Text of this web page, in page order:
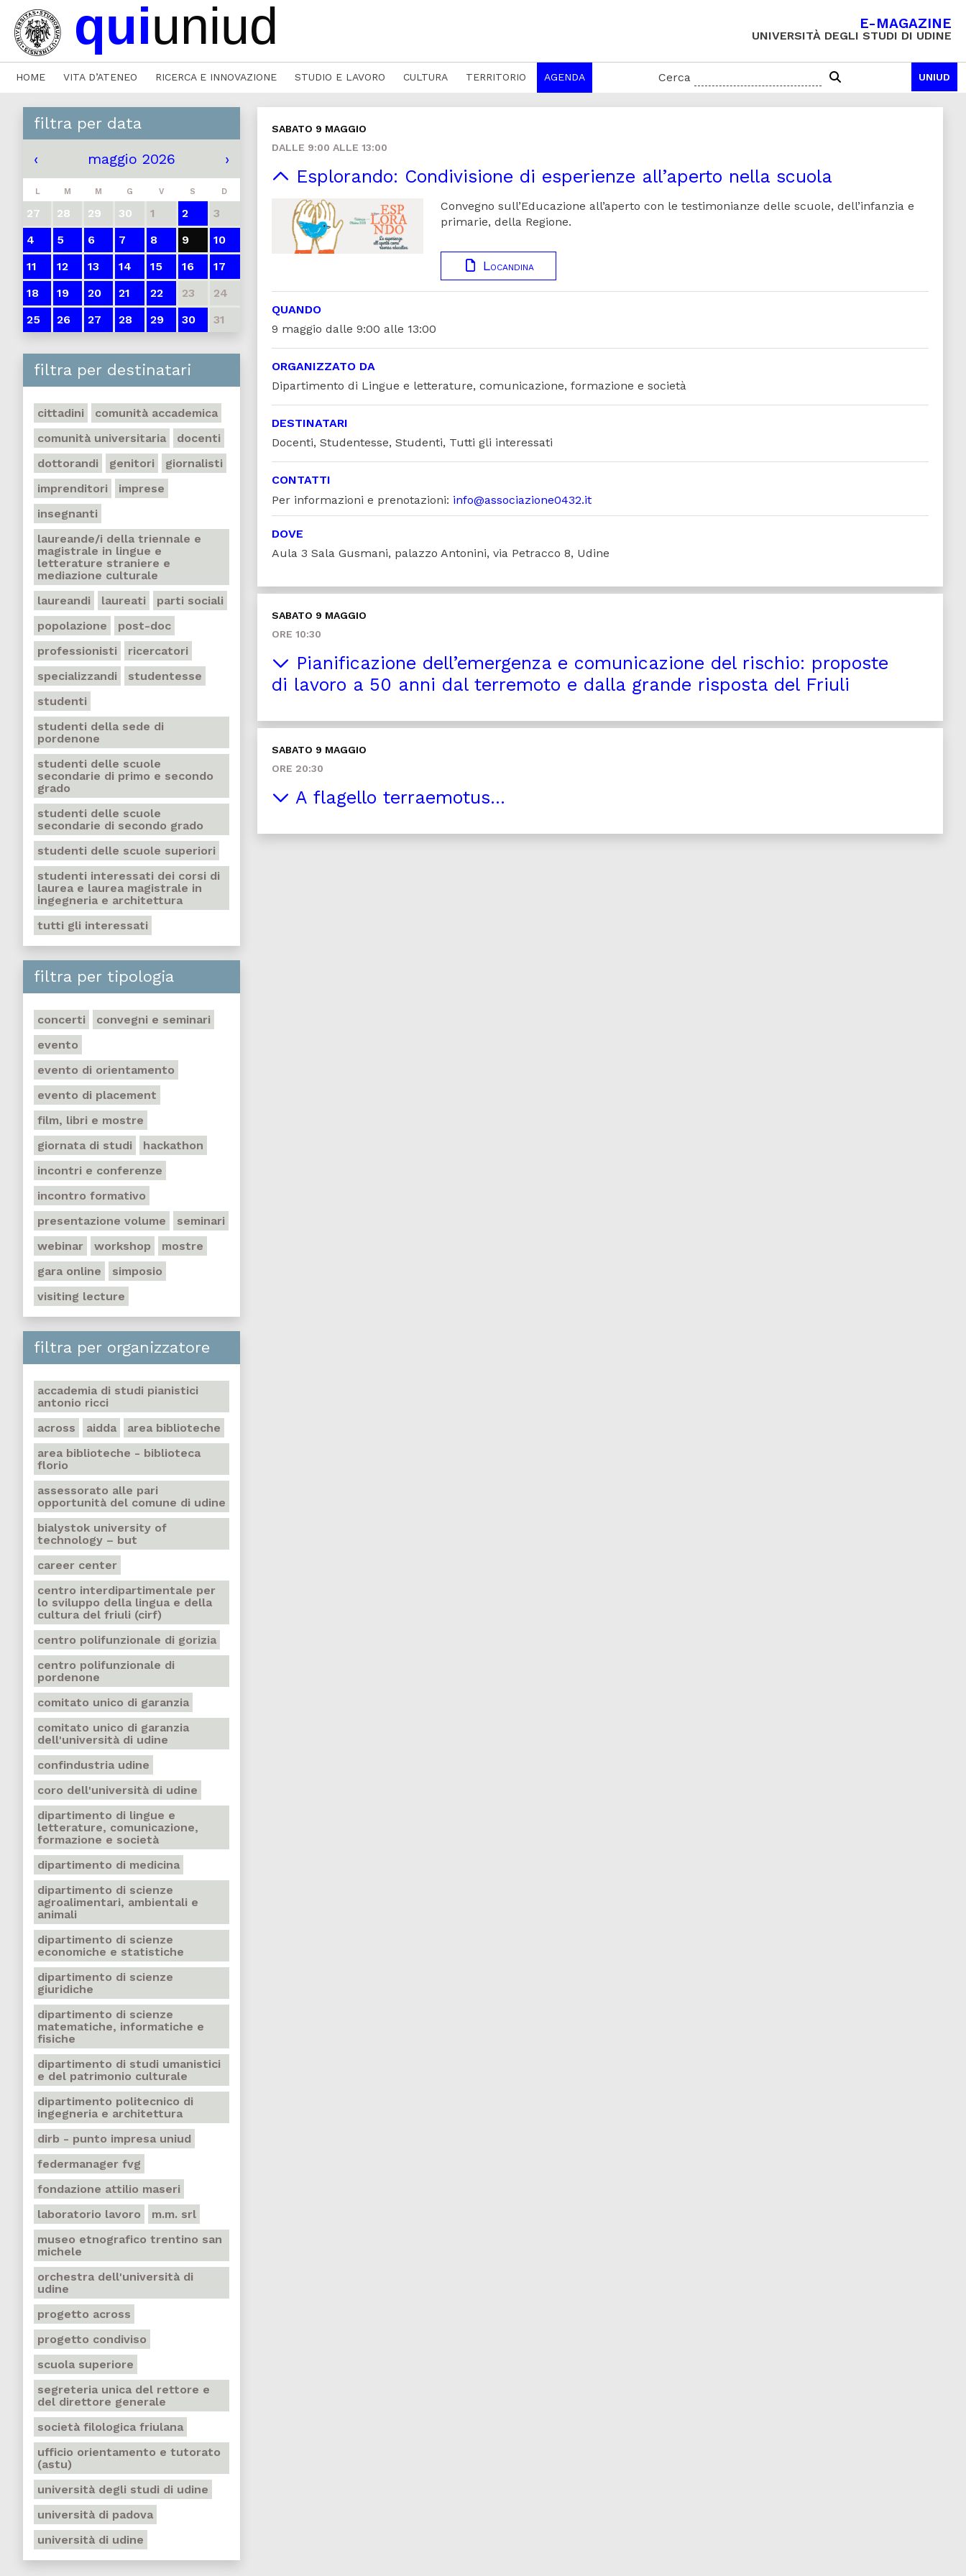
E-MAGAZINE
UNIVERSITÀ DEGLI STUDI DI UDINE
HOME VITA D’ATENEO RICERCA E INNOVAZIONE STUDIO E LAVORO CULTURA TERRITORIO AGENDA Cerca UNIUD
filtra per data
‹ maggio 2026 ›
L M M G V S D
27 28 29 30 1 2
3
4
5 6 7 8 9
10
11
12 13 14 15 16
17
18
19 20 21 22 23
24
25
26 27 28 29 30 31
filtra per destinatari
cittadini
comunità accademica
comunità universitaria
docenti
dottorandi
genitori
giornalisti
imprenditori
imprese
insegnanti
laureande/i della triennale e
magistrale in lingue e
letterature straniere e
mediazione culturale
laureandi
laureati
parti sociali
popolazione
post-doc
professionisti
ricercatori
specializzandi
studentesse
studenti
studenti della sede di
pordenone
studenti delle scuole
secondarie di primo e secondo
grado
studenti delle scuole
secondarie di secondo grado
studenti delle scuole superiori
studenti interessati dei corsi di
laurea e laurea magistrale in
ingegneria e architettura
tutti gli interessati
filtra per tipologia
concerti
convegni e seminari
evento
evento di orientamento
evento di placement
film, libri e mostre
giornata di studi
hackathon
incontri e conferenze
incontro formativo
presentazione volume
seminari
webinar
workshop
mostre
gara online
simposio
visiting lecture
filtra per organizzatore
accademia di studi pianistici
antonio ricci
across
aidda
area biblioteche
area biblioteche - biblioteca
florio
assessorato alle pari
opportunità del comune di udine
bialystok university of
technology – but
career center
centro interdipartimentale per
lo sviluppo della lingua e della
cultura del friuli (cirf)
centro polifunzionale di gorizia
centro polifunzionale di
pordenone
comitato unico di garanzia
comitato unico di garanzia
dell'università di udine
confindustria udine
coro dell'università di udine
dipartimento di lingue e
letterature, comunicazione,
formazione e società
dipartimento di medicina
dipartimento di scienze
agroalimentari, ambientali e
animali
dipartimento di scienze
economiche e statistiche
dipartimento di scienze
giuridiche
dipartimento di scienze
matematiche, informatiche e
fisiche
dipartimento di studi umanistici
e del patrimonio culturale
dipartimento politecnico di
ingegneria e architettura
dirb - punto impresa uniud
federmanager fvg
fondazione attilio maseri
laboratorio lavoro
m.m. srl
museo etnografico trentino san
michele
orchestra dell'università di
udine
progetto across
progetto condiviso
scuola superiore
segreteria unica del rettore e
del direttore generale
società filologica friulana
ufficio orientamento e tutorato
(astu)
università degli studi di udine
università di padova
università di udine
SABATO 9 MAGGIO
DALLE 9:00 ALLE 13:00
Esplorando: Condivisione di esperienze all’aperto nella scuola
Convegno sull’Educazione all’aperto con le testimonianze delle scuole, dell’infanzia e
primarie, della Regione.
Locandina
QUANDO
9 maggio dalle 9:00 alle 13:00
ORGANIZZATO DA
Dipartimento di Lingue e letterature, comunicazione, formazione e società
DESTINATARI
Docenti, Studentesse, Studenti, Tutti gli interessati
CONTATTI
Per informazioni e prenotazioni: info@associazione0432.it
DOVE
Aula 3 Sala Gusmani, palazzo Antonini, via Petracco 8, Udine
SABATO 9 MAGGIO
ORE 10:30
Pianificazione dell’emergenza e comunicazione del rischio: proposte
di lavoro a 50 anni dal terremoto e dalla grande risposta del Friuli
SABATO 9 MAGGIO
ORE 20:30
A flagello terraemotus…